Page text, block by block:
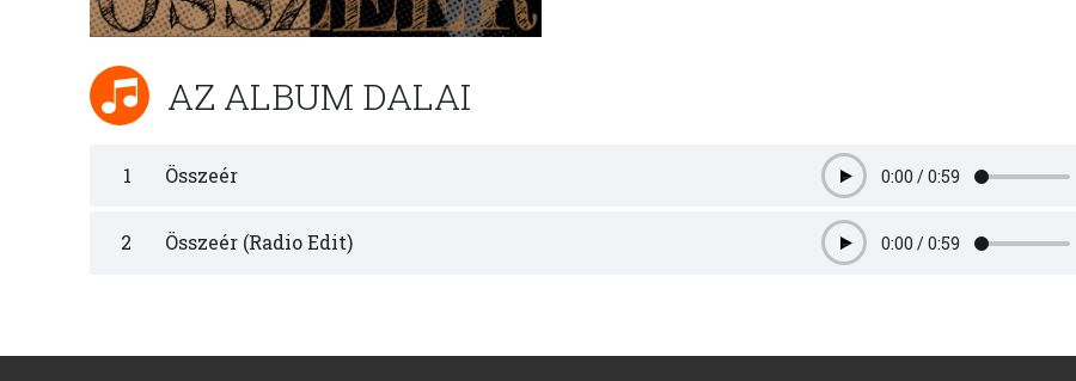
AZ ALBUM DALAI
1 Összeér Play0:00 /0:59
2 Összeér (Radio Edit) Play0:00 /0:59